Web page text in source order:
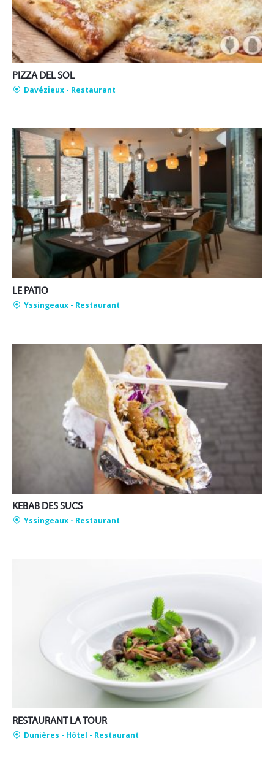
PIZZA DEL SOL
Davézieux - Restaurant
LE PATIO
Yssingeaux - Restaurant
KEBAB DES SUCS
Yssingeaux - Restaurant
RESTAURANT LA TOUR
Dunières - Hôtel - Restaurant